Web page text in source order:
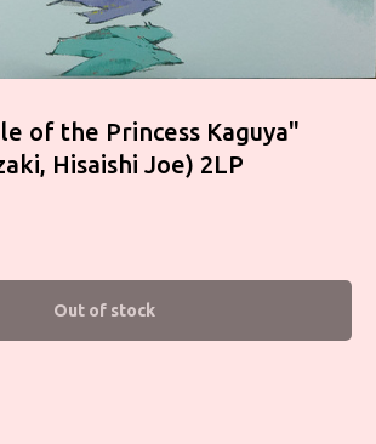
of the Princess Kaguya"
Hisaishi Joe) 2LP
Out of stock